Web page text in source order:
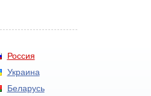
Россия
Украина
Беларусь